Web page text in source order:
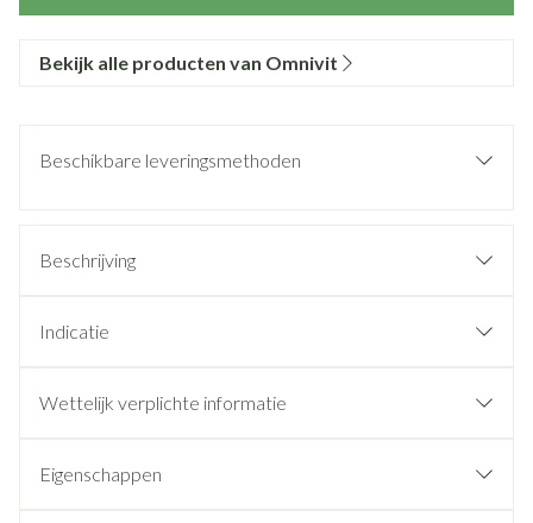
Bekijk alle producten van Omnivit
Beschikbare leveringsmethoden
Beschrijving
Indicatie
Wettelijk verplichte informatie
Eigenschappen